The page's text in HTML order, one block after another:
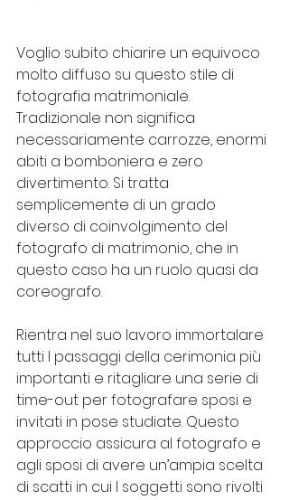
Voglio subito chiarire un equivoco
molto diffuso su questo stile di
fotografia matrimoniale.
Tradizionale non significa
necessariamente carrozze, enormi
abiti a bomboniera e zero
divertimento. Si tratta
semplicemente di un grado
diverso di coinvolgimento del
fotografo di matrimonio, che in
questo caso ha un ruolo quasi da
coreografo.
Rientra nel suo lavoro immortalare
tutti I passaggi della cerimonia più
importanti e ritagliare una serie di
time-out per fotografare sposi e
invitati in pose studiate. Questo
approccio assicura al fotografo e
agli sposi di avere un’ampia scelta
di scatti in cui I soggetti sono rivolti